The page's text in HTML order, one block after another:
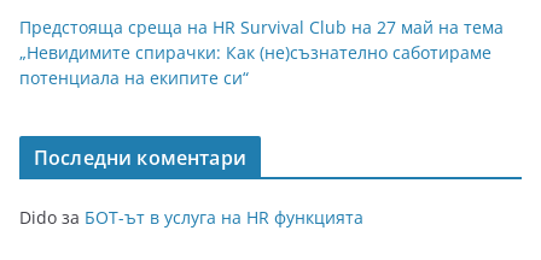
Предстояща среща на HR Survival Club на 27 май на тема
„Невидимите спирачки: Как (не)съзнателно саботираме
потенциала на екипите си“
Последни коментари
Dido за БОТ-ът в услуга на HR функцията